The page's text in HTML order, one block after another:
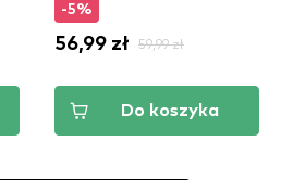
-5%
56,99 zł 59,99 zł
Do koszyka